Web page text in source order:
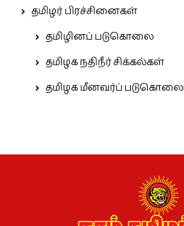
தமிழர் பிரச்சினைகள்
தமிழினப் படுகொலை
தமிழக நதிநீர் சிக்கல்கள்
தமிழக மீனவர்ப் படுகொலை